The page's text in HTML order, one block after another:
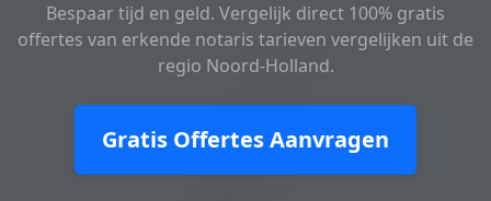
Bespaar tijd en geld. Vergelijk direct 100% gratis
offertes van erkende notaris tarieven vergelijken uit de
regio Noord-Holland.
Gratis Offertes Aanvragen